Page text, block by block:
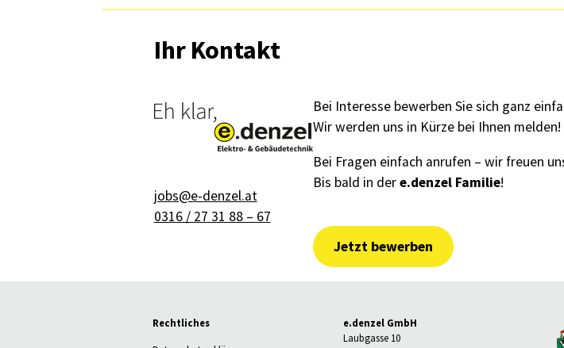
Ihr Kontakt
jobs@e-denzel.at
0316 / 27 31 88 – 67
Bei Interesse bewerben Sie sich ganz
Wir werden uns in Kürze bei Ihnen melden!
Bei Fragen einfach anrufen – wir freuen
Bis bald in dere.denzel Familie!
Jetzt bewerben
Rechtliches e.denzel GmbH
Laubgasse 10